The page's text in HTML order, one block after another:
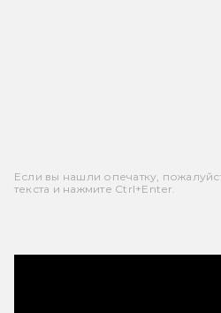
Если вы нашли опечатку,
текста и нажмите Ctrl+Enter.